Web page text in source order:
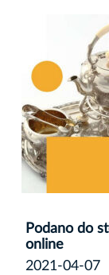
Podano do
online
2021-04-07